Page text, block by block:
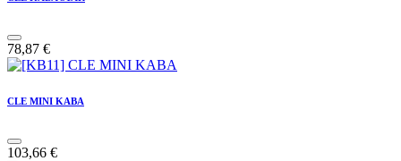
78,87 €
CLE MINI KABA
103,66 €